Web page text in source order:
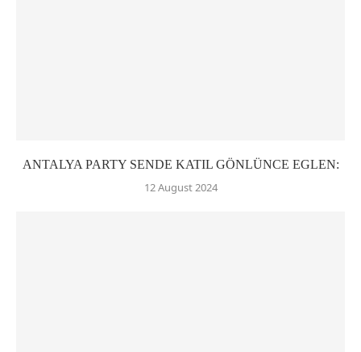
ANTALYA PARTY SENDE KATIL GÖNLÜNCE EGLEN:
12 August 2024